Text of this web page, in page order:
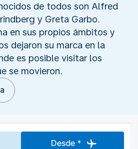
de todos son Alfred
y Greta Garbo.
en sus propios ámbitos y
dejaron su marca en la
es posible visitar los
se movieron.
Desde *